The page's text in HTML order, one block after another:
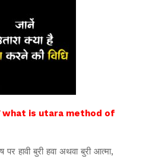
what is utara method of
पर हावी बुरी हवा अथवा बुरी आत्मा,